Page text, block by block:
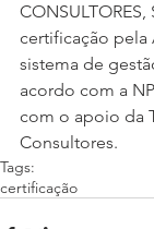
certificação pela
sistema de
acordo com a
com o apoio da
Consultores.
Tags:
certificação